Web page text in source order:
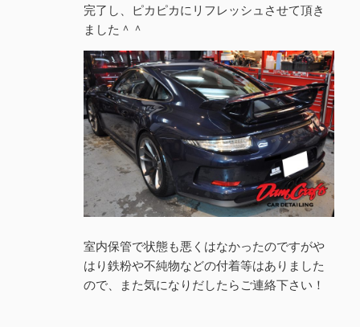
完了し、ピカピカにリフレッシュさせて頂き
ました＾＾
室内保管で状態も悪くはなかったのですがや
はり鉄粉や不純物などの付着等はありました
ので、また気になりだしたらご連絡下さい！